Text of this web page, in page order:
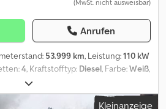
(MwSt. nicht ausweisbar)
Anrufen
53.999 km, Leistung:110 kW
4, Kraftstofftyp: Diesel, Farbe:Weiß,
mm, Achsen-Konfiguration:2
Kleinanzeige